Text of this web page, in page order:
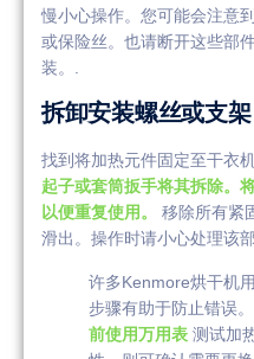
慢小心操作。您可能会注意
或保险丝。也请断开这些部
装。.
拆卸安装螺丝或支架
找到将加热元件固定至干衣
起子或套筒扳手将其拆除。
以便重复使用。
移除所有紧
滑出。操作时请小心处理该
许多Kenmore烘干机
步骤有助于防止错误
前使用万用表 测试加